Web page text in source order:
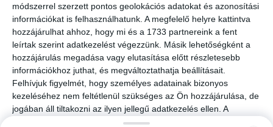
módszerrel szerzett pontos geolokációs adatokat és azonosítási
információkat is felhasználhatunk. A megfelelő helyre kattintva
hozzájárulhat ahhoz, hogy mi és a 1733 partnereink a fent
leírtak szerint adatkezelést végezzünk. Másik lehetőségként a
hozzájárulás megadása vagy elutasítása előtt részletesebb
információkhoz juthat, és megváltoztathatja beállításait.
Felhívjuk figyelmét, hogy személyes adatainak bizonyos
kezeléséhez nem feltétlenül szükséges az Ön hozzájárulása, de
jogában áll tiltakozni az ilyen jellegű adatkezelés ellen. A
beállításai csak erre a weboldalra érvényesek. Bármikor